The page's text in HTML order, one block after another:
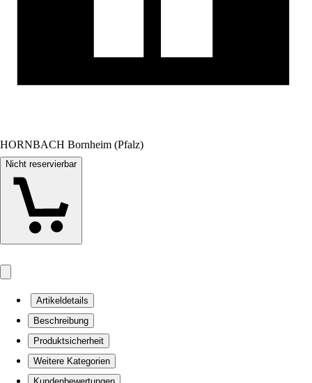
HORNBACH Bornheim (Pfalz)
Nicht reservierbar
Artikeldetails
Beschreibung
Produktsicherheit
Weitere Kategorien